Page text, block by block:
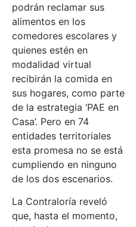
podrán reclamar sus
alimentos en los
comedores escolares y
quienes estén en
modalidad virtual
recibirán la comida en
sus hogares, como parte
de la estrategia ‘PAE en
Casa’. Pero en 74
entidades territoriales
esta promesa no se está
cumpliendo en ninguno
de los dos escenarios.
La Contraloría reveló
que, hasta el momento,